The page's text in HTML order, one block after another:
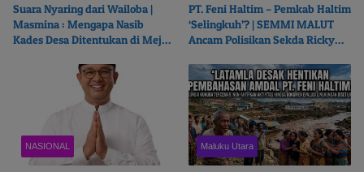
Suara Nyaring dari Wailoba |
Masmina : Mengapa Nasib
Kades Desa Ditentukan di Meja
PT. Feni Haltim – Pemkab Haltim
‘Selingkuh’? | SEMMI MALUT
Ancam Polisikan Sekda Ricky
NASIONAL Maluku Utara